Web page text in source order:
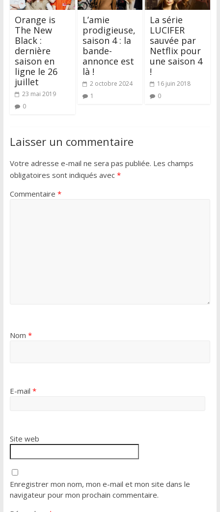
Orange is
The New
Black :
dernière
saison en
ligne le 26
juillet
23 mai 2019
0
L’amie
prodigieuse,
saison 4 : la
bande-
annonce est
là !
2 octobre 2024
1
La série
LUCIFER
sauvée par
Netflix pour
une saison 4
!
16 juin 2018
0
Laisser un commentaire
Votre adresse e-mail ne sera pas publiée. Les champs
obligatoires sont indiqués avec *
Commentaire *
Nom *
E-mail *
Site web
Enregistrer mon nom, mon e-mail et mon site dans le
navigateur pour mon prochain commentaire.